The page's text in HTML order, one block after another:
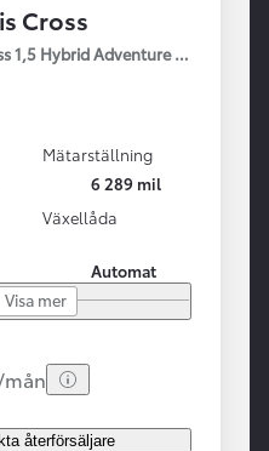
Cross
1,5 Hybrid Adventure Drag V-Hjul
Mätarställning
6 289 mil
Växellåda
Automat
Visa mer
mån
återförsäljare